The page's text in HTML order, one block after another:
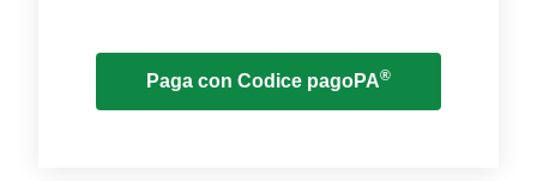
Paga con Codice pagoPA®